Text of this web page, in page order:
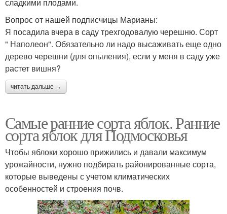
сладкими плодами.
Вопрос от нашей подписчицы Марианы:
Я посадила вчера в саду трехгодовалую черешню. Сорт
" Наполеон". Обязательно ли надо высаживать еще одно
дерево черешни (для опыления), если у меня в саду уже
растет вишня?
читать дальше →
Самые ранние сорта яблок. Ранние
сорта яблок для Подмосковья
Чтобы яблоки хорошо прижились и давали максимум
урожайности, нужно подбирать районированные сорта,
которые выведены с учетом климатических
особенностей и строения почв.